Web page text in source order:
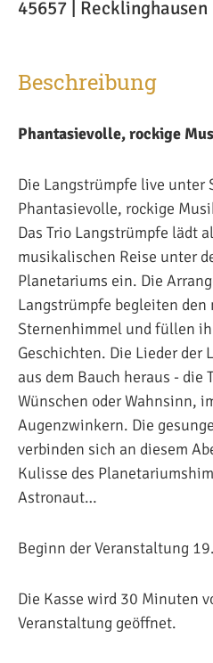
45657 | Recklinghausen
Beschreibung
Phantasievolle, rockige
Die Langstrümpfe live unter
Phantasievolle, rockige
Das Trio Langstrümpfe lädt
musikalischen Reise unter
Planetariums ein. Die
Langstrümpfe begleiten
Sternenhimmel und füllen
Geschichten. Die Lieder der
aus dem Bauch heraus - die
Wünschen oder Wahnsinn,
Augenzwinkern. Die
verbinden sich an diesem
Kulisse des
Astronaut…
Beginn der Veranstaltung
Die Kasse wird 30 Minuten
Veranstaltung geöffnet.